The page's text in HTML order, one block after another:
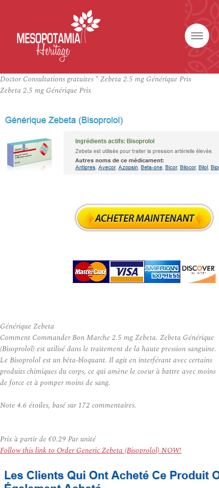
Doctor Consultations gratuites * Zebeta 2.5 mg Générique Prix
Zebeta 2.5 mg Générique Prix
Générique Zebeta
Comment Commander Bon Marche 2.5 mg Zebeta. Zebeta Générique
(Bisoprolol) est utilisé dans le traitement de la haute pression sanguine.
Le Bisoprolol est un bêta-bloquant. Il agit en interférant avec certains
produits chimiques du corps, ce qui amène le coeur à battre avec moins
de force et à pomper moins de sang.
Note 4.6 étoiles, basé sur 172 commentaires.
Prix à partir de €0.29 Par unité
Follow this link to Order Generic Zebeta (Bisoprolol) NOW!